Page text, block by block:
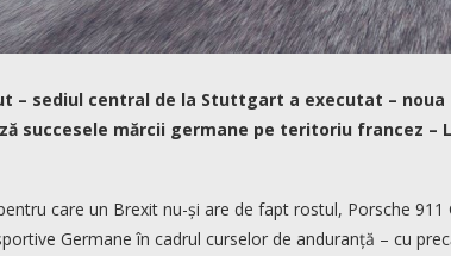
– sediul central de la Stuttgart a executat – noua
succesele mărcii germane pe teritoriu francez –
care un Brexit nu-și are de fapt rostul, Porsche 911
Germane în cadrul curselor de anduranță – cu